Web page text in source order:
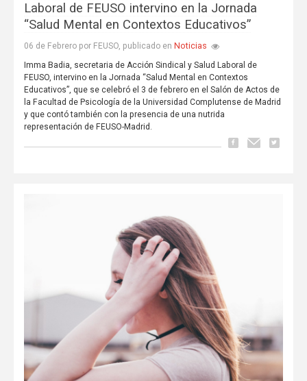
Laboral de FEUSO intervino en la Jornada
“Salud Mental en Contextos Educativos”
06 de Febrero por FEUSO, publicado en Noticias
Imma Badia, secretaria de Acción Sindical y Salud Laboral de
FEUSO, intervino en la Jornada “Salud Mental en Contextos
Educativos”, que se celebró el 3 de febrero en el Salón de Actos de
la Facultad de Psicología de la Universidad Complutense de Madrid
y que contó también con la presencia de una nutrida
representación de FEUSO-Madrid.